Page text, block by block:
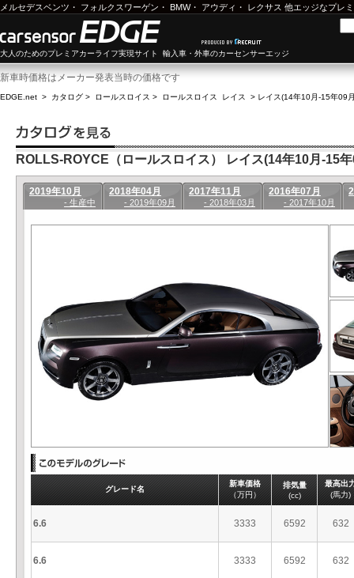
メルセデスベンツ ・ フォルクスワーゲン ・ BMW・ アウディ ・ レクサス 他エッジなプレ
大人のためのプレミアカーライフ実現サイト 輸入車・外車のカーセンサーエッジ
新車時価格はメーカー発表当時の価格です
EDGE.net > カタログ > ロールスロイス > ロールスロイス レイス > レイス(14年10月-15年09
ROLLS-ROYCE（ロールスロイス） レイス(14年10月-15
2019年10月
- 生産中
2018年04月
- 2019年09月
2017年11月
- 2018年03月
2016年07月
- 2017年10月
グレード名
新車価格
（万円）
排気量
(cc)
最高出
(馬力)
6.6 3333 6592 632
6.6 3333 6592 632